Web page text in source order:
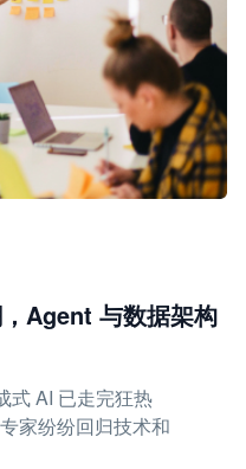
Agent 与数据架构
式 AI 已走完狂热
家纷纷回归技术和